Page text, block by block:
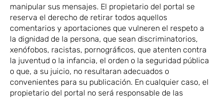
manipular sus mensajes. El propietario del portal se
reserva el derecho de retirar todos aquellos
comentarios y aportaciones que vulneren el respeto a
la dignidad de la persona, que sean discriminatorios,
xenófobos, racistas, pornográficos, que atenten contra
la juventud o la infancia, el orden o la seguridad pública
o que, a su juicio, no resultaran adecuados o
convenientes para su publicación. En cualquier caso, el
propietario del portal no será responsable de las